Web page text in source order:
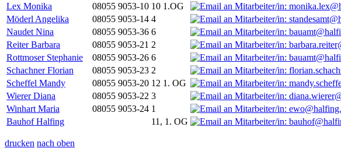
Lex Monika
08055 9053-10 10 1.OG
Möderl Angelika
08055 9053-14 4
Naudet Nina
08055 9053-36 6
Reiter Barbara
08055 9053-21 2
Rottmoser Stephanie
08055 9053-26 6
Schachner Florian
08055 9053-23 2
Scheffel Mandy
08055 9053-20 12 1. OG
Wierer Diana
08055 9053-22 3
Winhart Maria
08055 9053-24 1
Bauhof Halfing
11, 1. OG
drucken nach oben